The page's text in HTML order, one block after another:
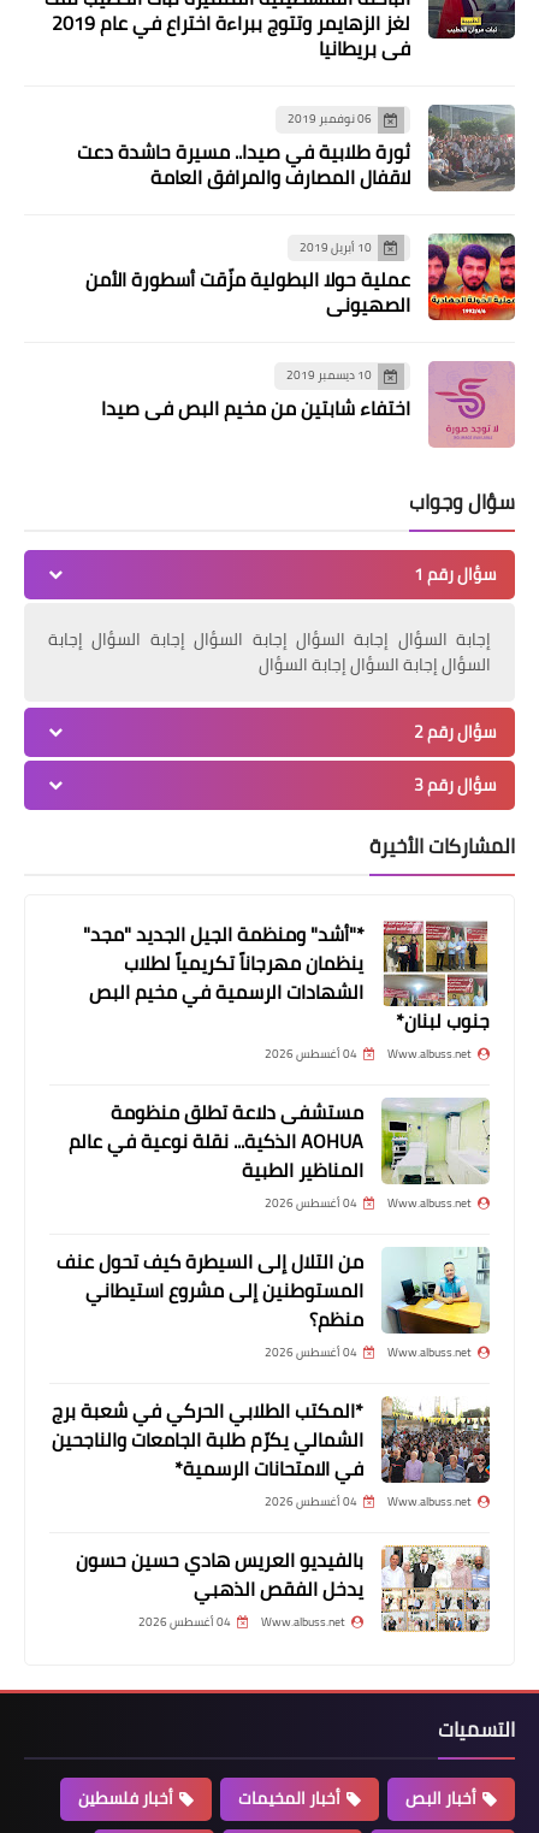
الـــذهـــب واليـــورو
والـــمـــحـــروقـــات*
أخبار متنوعة
*مسيرة كشفية حاشدة في معركة
لمناسبة الذكرى السنوية
للإس♡تشها~دي أحمد قصير*
أخبار البص
*مكتب المرأة الحركي في شعبة البص
لإست*شهاد ابو عمار *
أخبار المخيمات
مسيرةُ وفاءٍ حاشدةٍ لنهج الشه♡يد القائد
ياسر عرفات في بيروت إحياءً لذكرى
است♡شهاده الـ١٨
أخبار المخيمات
*حركة فتح في الساحل تنظم مسيرة
بمناسبة الذكرى 18 لإست*شهاد ابو
عمار*
لغز الزهايمر وتتوج ببراءة اختراع في عام 2019
في بريطانيا
06 نوفمبر 2019
ثورة طلابية في صيدا.. مسيرة حاشدة دعت
لاقفال المصارف والمرافق العامة
10 أبريل 2019
عملية حولا البطولية مزّقت أسطورة الأمن
الصهيوني
10 ديسمبر 2019
اختفاء شابتين من مخيم البص في صيدا
سؤال وجواب
سؤال رقم 1
إجابة السؤال إجابة السؤال إجابة السؤال إجابة السؤال إجابة
السؤال إجابة السؤال إجابة السؤال
سؤال رقم 2
سؤال رقم 3
المشاركات الأخيرة
*"أشد" ومنظمة الجيل الجديد "مجد"
ينظمان مهرجاناً تكريمياً لطلاب
الشهادات الرسمية في مخيم البص
جنوب لبنان*
Www.albuss.net 04 أغسطس 2026
مستشفى دلاعة تطلق منظومة
AOHUA الذكية... نقلة نوعية في عالم
المناظير الطبية
Www.albuss.net 04 أغسطس 2026
من التلال إلى السيطرة كيف تحول عنف
المستوطنين إلى مشروع استيطاني
منظم؟
Www.albuss.net 04 أغسطس 2026
*المكتب الطلابي الحركي في شعبة برج
الشمالي يكرّم طلبة الجامعات والناجحين
في الامتحانات الرسمية*
Www.albuss.net 04 أغسطس 2026
بالفيديو العريس هادي حسين حسون
يدخل الفقص الذهبي
Www.albuss.net 04 أغسطس 2026
التسميات
أخبار البص أخبار المخيمات
أخبار فلسطين